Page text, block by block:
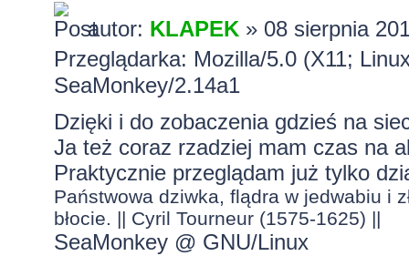
autor: KLAPEK» 08 sierpnia
Przeglądarka: Mozilla/5.0 (X11;
SeaMonkey/2.14a1
Dzięki i do zobaczenia gdzieś na
Ja też coraz rzadziej mam czas na
Praktycznie przeglądam już tylko
Państwowa dziwka, flądra w jedwabiu i
błocie. || Cyril Tourneur (1575-1625) ||
SeaMonkey @ GNU/Linux